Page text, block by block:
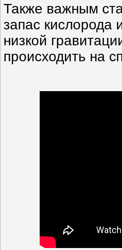
Также важным
запас кислорода
низкой
происходить на